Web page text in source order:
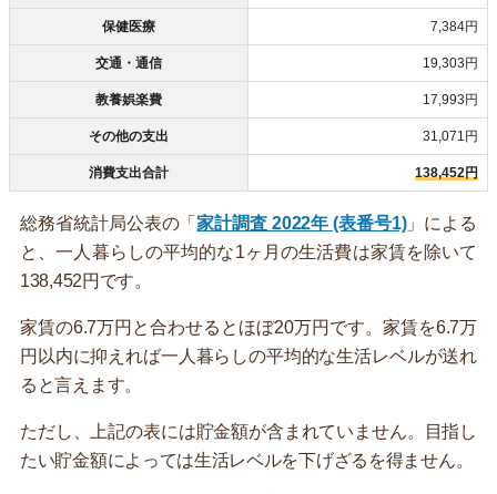
保健医療 7,384円
交通・通信 19,303円
教養娯楽費 17,993円
その他の支出 31,071円
消費支出合計 138,452円
総務省統計局公表の「家計調査 2022年 (表番号1)」による
と、一人暮らしの平均的な1ヶ月の生活費は家賃を除いて
138,452円です。
家賃の6.7万円と合わせるとほぼ20万円です。家賃を6.7万
円以内に抑えれば一人暮らしの平均的な生活レベルが送れ
ると言えます。
ただし、上記の表には貯金額が含まれていません。目指し
たい貯金額によっては生活レベルを下げざるを得ません。